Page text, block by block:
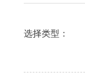
选择类型：